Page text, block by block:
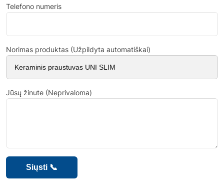
Telefono numeris
Norimas produktas (Užpildyta automatiškai)
Jūsų žinute (Neprivaloma)